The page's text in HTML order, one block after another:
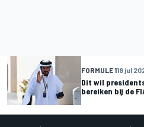
FORMULE 118 jul
Dit wil
bereiken bij de